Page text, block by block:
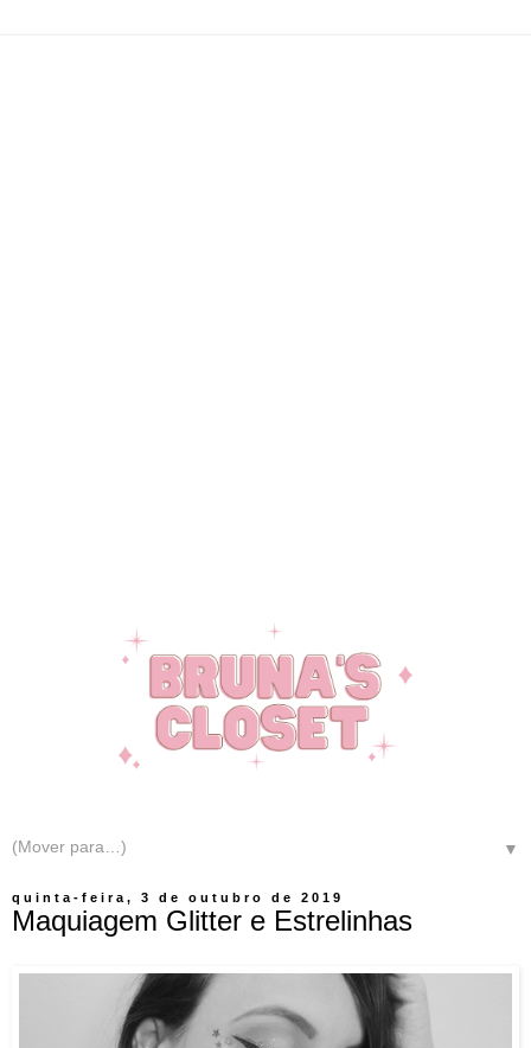
▼
quinta-feira, 3 de outubro de 2019
Maquiagem Glitter e Estrelinhas